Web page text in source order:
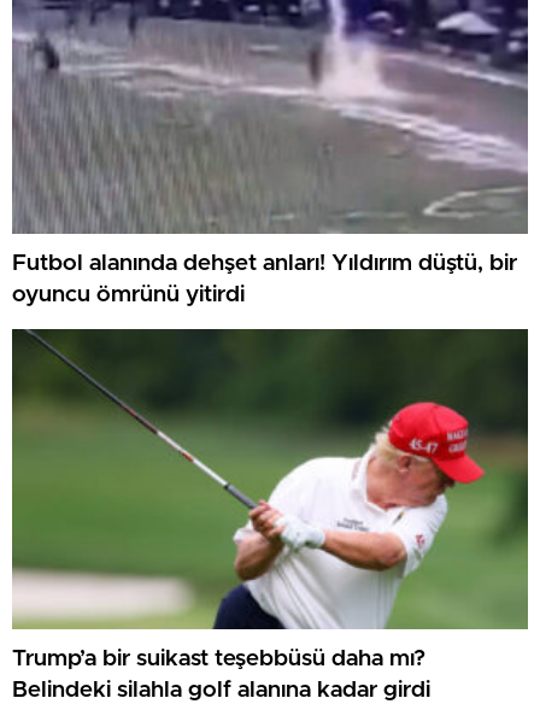
Futbol alanında dehşet anları! Yıldırım düştü, bir
oyuncu ömrünü yitirdi
Trump’a bir suikast teşebbüsü daha mı?
Belindeki silahla golf alanına kadar girdi